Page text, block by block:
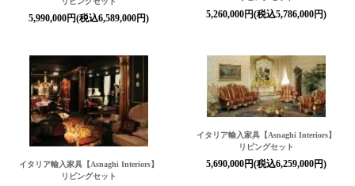
5,990,000円(税込6,589,000円) 5,260,000円(税込5,786,000円)
イタリア輸入家具【Asnaghi Interiors】
リビングセット
イタリア輸入家具【Asnaghi Interiors】
リビングセット
5,690,000円(税込6,259,000円)